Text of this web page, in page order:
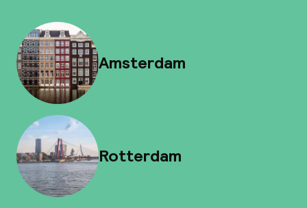
Amsterdam
Rotterdam